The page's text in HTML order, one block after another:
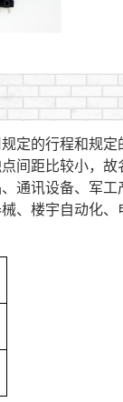
定的行程和规定
间距比较小，故
通讯设备、军
、楼宇自动化